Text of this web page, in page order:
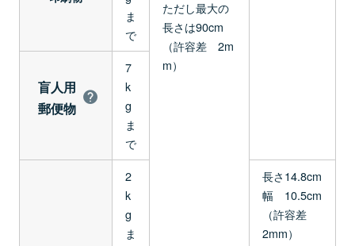
ただし最大の
長さは90cm
（許容差 2m
m）
ま
で
盲人用
郵便物
7
k
g
ま
で
2
k
g
ま
長さ14.8cm
幅 10.5cm
（許容差
2mm）